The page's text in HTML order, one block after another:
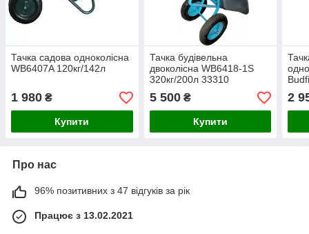
Тачка садова одноколісна
WB6407A 120кг/142л
1 980 ₴
Купити
Тачка будівельна
двоколісна WB6418-1S
320кг/200л 33310
5 500₴
Купити
2
Про нас
96% позитивних з 47 відгуків за рік
Працює з 13.02.2021